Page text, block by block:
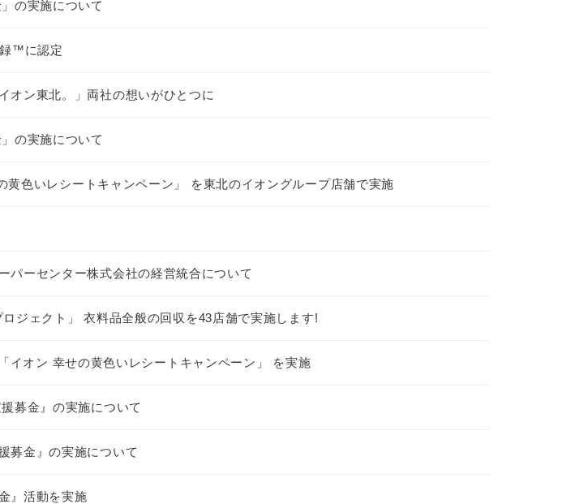
の実施について
録™に認定
オン東北。」両社の想いがひとつに
の実施について
黄色いレシートキャンペーン」 を東北のイオングループ店舗で実施
パーセンター株式会社の経営統合について
ジェクト」 衣料品全般の回収を43店舗で実施します!
イオン 幸せの黄色いレシートキャンペーン」 を実施
募金』の実施について
募金』の実施について
』活動を実施